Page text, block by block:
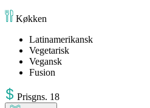
Køkken
Latinamerikansk
Vegetarisk
Vegansk
Fusion
Prisgns. 18